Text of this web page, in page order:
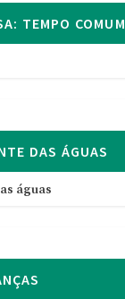
TEMPO COMUM
DAS ÁGUAS